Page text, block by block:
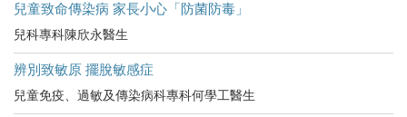
兒童致命傳染病 家長小心「防菌防毒」
兒科專科陳欣永醫生
辨別致敏原 擺脫敏感症
兒童免疫、過敏及傳染病科專科何學工醫生